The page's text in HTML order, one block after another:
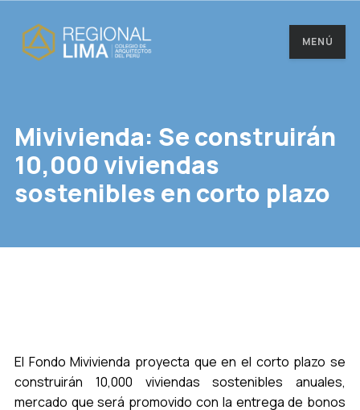
MENÚ
Mivivienda: Se construirán
10,000 viviendas
sostenibles en corto plazo
El Fondo Mivivienda proyecta que en el corto plazo se
construirán 10,000 viviendas sostenibles anuales,
mercado que será promovido con la entrega de bonos